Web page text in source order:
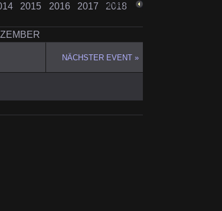
2015 2016 2017
2018
ZURÜCK
NÄCHSTER EVENT »